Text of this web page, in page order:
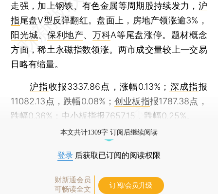
走强，加上钢铁、有色金属等周期股持续发力， 沪
指尾盘V型反弹翻红。盘面上，房地产领涨逾3%，
阳光城、 保利地产、万科A等尾盘涨停。题材概念
方面，稀土永磁指数领涨。两市成交量较上一交易
日略有缩量。
沪指收报3337.86点，涨幅0.13%； 深成指报
11082.13点，跌幅0.08%； 创业板指报1787.38点，
跌幅0.36%； 中小板指报7657.15，跌幅0.25%。
本文共计1309字 订阅后继续阅读
登录 后获取已订阅的阅读权限
财新通会员
可畅读全文
订阅/会员升级